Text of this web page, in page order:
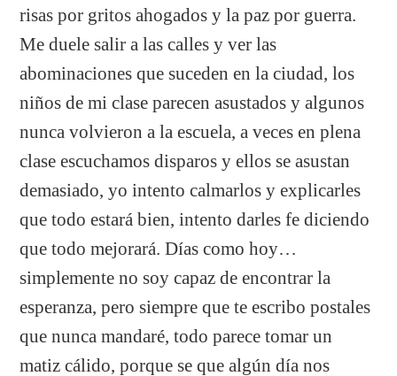
risas por gritos ahogados y la paz por guerra.
Me duele salir a las calles y ver las
abominaciones que suceden en la ciudad, los
niños de mi clase parecen asustados y algunos
nunca volvieron a la escuela, a veces en plena
clase escuchamos disparos y ellos se asustan
demasiado, yo intento calmarlos y explicarles
que todo estará bien, intento darles fe diciendo
que todo mejorará. Días como hoy…
simplemente no soy capaz de encontrar la
esperanza, pero siempre que te escribo postales
que nunca mandaré, todo parece tomar un
matiz cálido, porque se que algún día nos